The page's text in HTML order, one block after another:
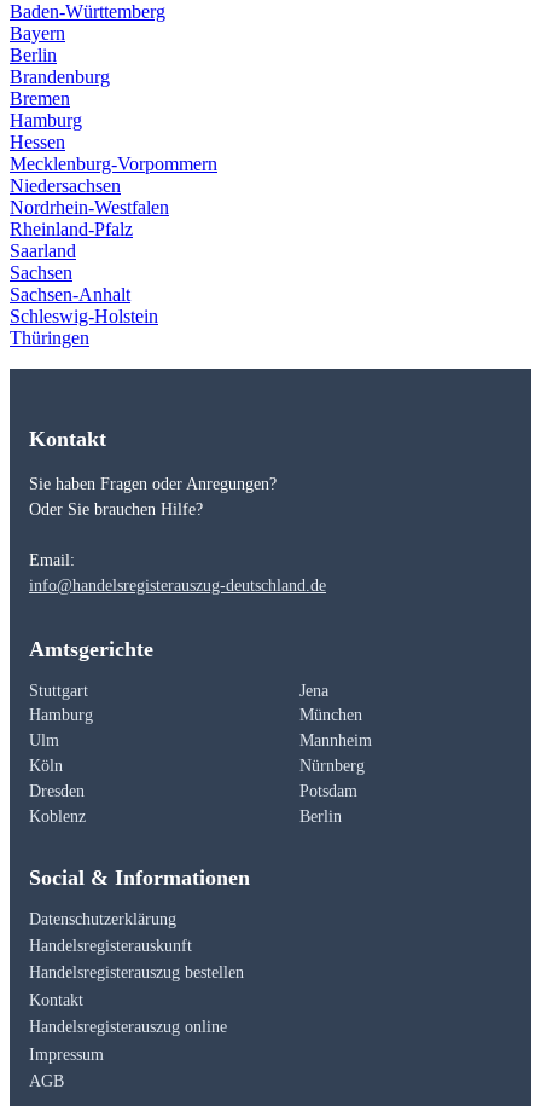
Baden-Württemberg
Bayern
Berlin
Brandenburg
Bremen
Hamburg
Hessen
Mecklenburg-Vorpommern
Niedersachsen
Nordrhein-Westfalen
Rheinland-Pfalz
Saarland
Sachsen
Sachsen-Anhalt
Schleswig-Holstein
Thüringen
Kontakt
Sie haben Fragen oder Anregungen?
Oder Sie brauchen Hilfe?
Email:
info@handelsregisterauszug-deutschland.de
Amtsgerichte
Stuttgart
Jena
Hamburg
München
Ulm
Mannheim
Köln
Nürnberg
Dresden
Potsdam
Koblenz
Berlin
Social & Informationen
Datenschutzerklärung
Handelsregisterauskunft
Handelsregisterauszug bestellen
Kontakt
Handelsregisterauszug online
Impressum
AGB